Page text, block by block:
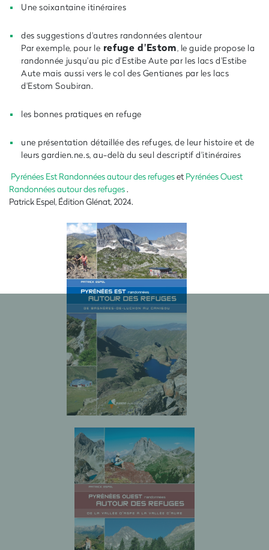
Une soixantaine itinéraires
des suggestions d'autres randonnées alentour
Par exemple, pour le refuge d'Estom, le guide propose la
randonnée jusqu'au pic d'Estibe Aute par les lacs d'Estibe
Aute mais aussi vers le col des Gentianes par les lacs
d'Estom Soubiran.
les bonnes pratiques en refuge
une présentation détaillée des refuges, de leur histoire et de
leurs gardien.ne.s, au-delà du seul descriptif d'itinéraires
Pyrénées Est Randonnées autour des refugesetPyrénées Ouest
Randonnées autour des refuges.
Patrick Espel, Édition Glénat, 2024.